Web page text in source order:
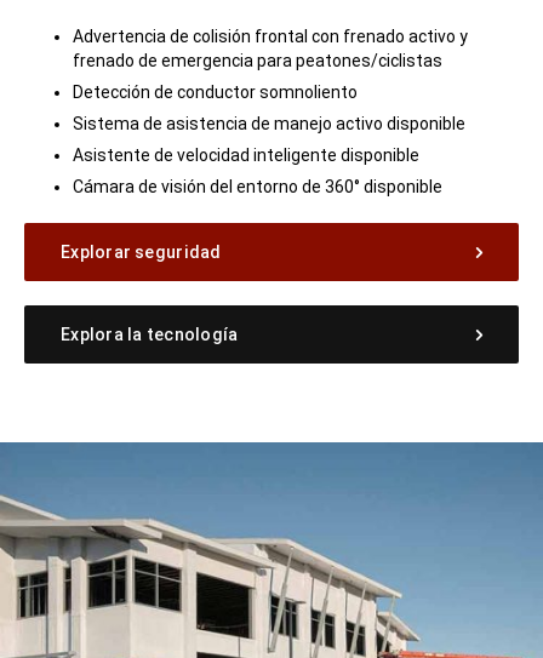
Advertencia de colisión frontal con frenado activo y
frenado de emergencia para peatones/ciclistas
Detección de conductor somnoliento
Sistema de asistencia de manejo activo disponible
Asistente de velocidad inteligente disponible
Cámara de visión del entorno de 360° disponible
Explorar seguridad
Explora la tecnología